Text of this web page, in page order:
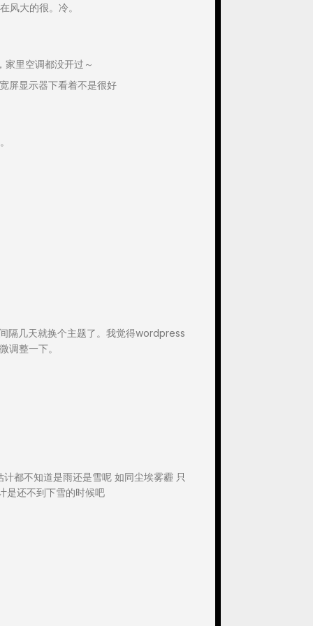
风大的很。冷。
家里空调都没开过～
屏显示器下看着不是很好
隔几天就换个主题了。我觉得wordpress
调整一下。
都不知道是雨还是雪呢 如同尘埃雾霾 只
是还不到下雪的时候吧